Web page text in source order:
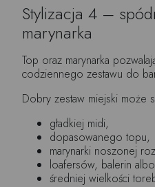
Stylizacja 4 –
marynarka
Top oraz marynarka
codziennego zestawu do
Dobry zestaw miejski może
gładkiej midi,
dopasowanego topu,
marynarki noszonej
loafersów, balerin
średniej wielkości